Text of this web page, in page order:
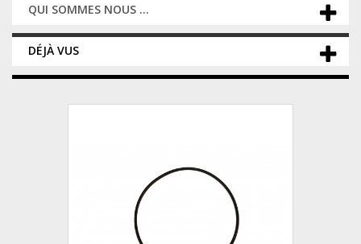
QUI SOMMES NOUS ...
DÉJÀ VUS